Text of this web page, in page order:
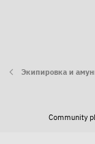
Экипировка и
Community